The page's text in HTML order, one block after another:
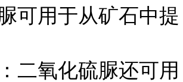
可用于从矿石中提
：二氧化硫脲还可用